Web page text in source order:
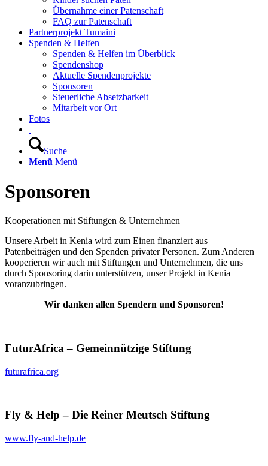
Übernahme einer Patenschaft
FAQ zur Patenschaft
Partnerprojekt Tumaini
Spenden & Helfen
Spenden & Helfen im Überblick
Spendenshop
Aktuelle Spendenprojekte
Sponsoren
Steuerliche Absetzbarkeit
Mitarbeit vor Ort
Fotos
Suche
Menü Menü
Sponsoren
Kooperationen mit Stiftungen & Unternehmen
Unsere Arbeit in Kenia wird zum Einen finanziert aus
Patenbeiträgen und den Spenden privater Personen. Zum Anderen
kooperieren wir auch mit Stiftungen und Unternehmen, die uns
durch Sponsoring darin unterstützen, unser Projekt in Kenia
voranzubringen.
Wir danken allen Spendern und Sponsoren!
FuturAfrica – Gemeinnützige Stiftung
futurafrica.org
Fly & Help – Die Reiner Meutsch Stiftung
www.fly-and-help.de